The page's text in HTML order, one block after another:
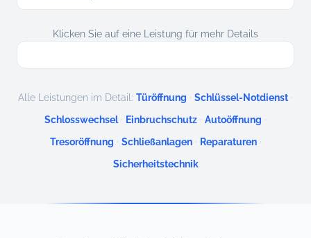
Klicken Sie auf eine Leistung für mehr Details
Alle Leistungen im Detail: Türöffnung · Schlüssel-Notdienst ·
Schlosswechsel · Einbruchschutz · Autoöffnung ·
Tresoröffnung · Schließanlagen · Reparaturen ·
Sicherheitstechnik